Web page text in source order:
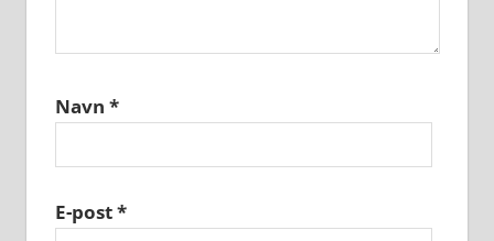
Navn *
E-post*